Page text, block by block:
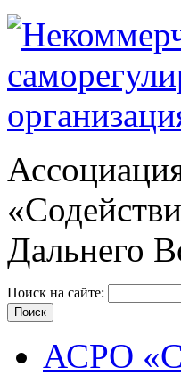
Дальнего
Поиск на сайте:
АСРО